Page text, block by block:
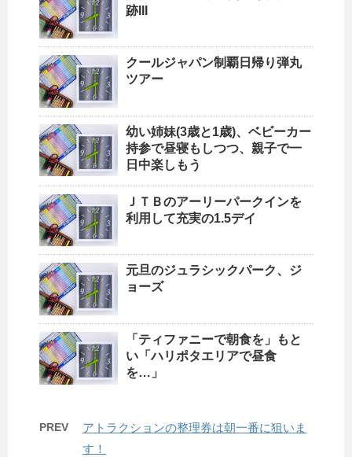
跡III
クールジャパン制覇日帰り弾丸
ツアー
幼い姉妹(3歳と1歳)、ベビーカー
持参で昼寝もしつつ、親子で一
日中楽しもう
ＪＴＢのアーリーパークインを
利用して充実の1.5デイ
元旦のジュラシックパーク、ジ
ョーズ
「ティファニーで朝食を」もと
い「ハリポタエリアで昼食
を…」
PREV
アトラクションの整理券は朝一番に狙いま
す！